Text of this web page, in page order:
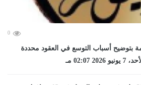
0
بتوضيح أسباب التوسع في العقود محددة
مـ